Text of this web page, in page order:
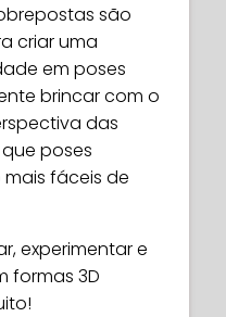
são
criar uma
em poses
brincar com o
das
poses
fáceis de
experimentar e
formas 3D